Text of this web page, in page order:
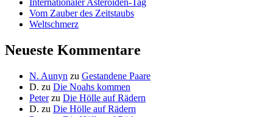
Vom Zauber des Zeitstaubs
Weltschmerz
Neueste Kommentare
N. Aunyn zu Gestandene Paare
D. zu Die Noahs kommen
Peterzu Die Hölle auf Rädern
D. zu Die Hölle auf Rädern